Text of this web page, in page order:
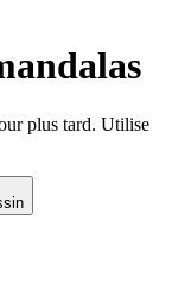
plus tard. Utilise